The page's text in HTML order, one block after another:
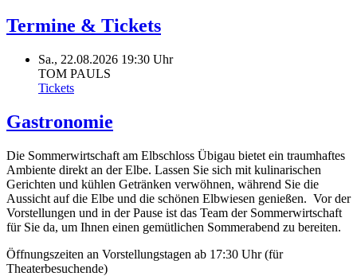
Termine & Tickets
Sa., 22.08.2026 19:30 Uhr
TOM PAULS
Tickets
Gastronomie
Die Sommerwirtschaft am Elbschloss Übigau bietet ein traumhaftes
Ambiente direkt an der Elbe. Lassen Sie sich mit kulinarischen
Gerichten und kühlen Getränken verwöhnen, während Sie die
Aussicht auf die Elbe und die schönen Elbwiesen genießen. Vor der
Vorstellungen und in der Pause ist das Team der Sommerwirtschaft
für Sie da, um Ihnen einen gemütlichen Sommerabend zu bereiten.
Öffnungszeiten an Vorstellungstagen ab 17:30 Uhr (für
Theaterbesuchende)